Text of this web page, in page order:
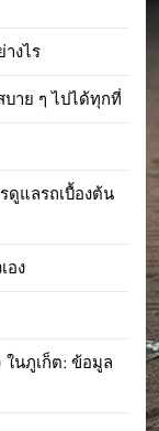
งไร
าย ๆ ไปได้ทุกที่
ดูแลรถเบื้องต้น
อง
ในภูเก็ต: ข้อมูล